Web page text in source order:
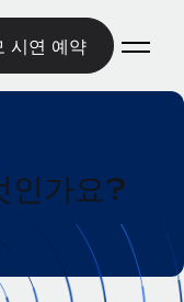
시연 예약
인가요?